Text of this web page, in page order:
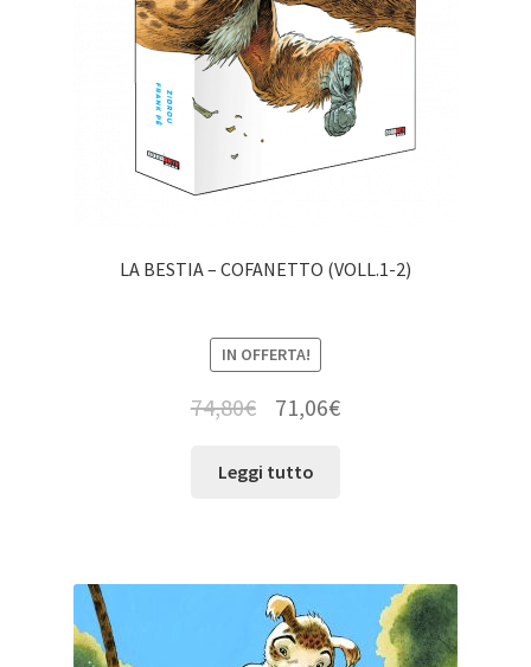
LA BESTIA – COFANETTO (VOLL.1-2)
IN OFFERTA!
74,80€ 71,06€
Leggi tutto